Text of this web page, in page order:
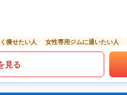
痩せたい人 女性専用ジムに通いたい人
見る